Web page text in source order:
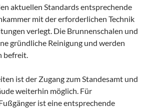
aktuellen Standards entsprechende
mit der erforderlichen Technik
verlegt. Die Brunnenschalen und
gründliche Reinigung und werden
befreit.
ist der Zugang zum Standesamt und
weiterhin möglich. Für
ist eine entsprechende